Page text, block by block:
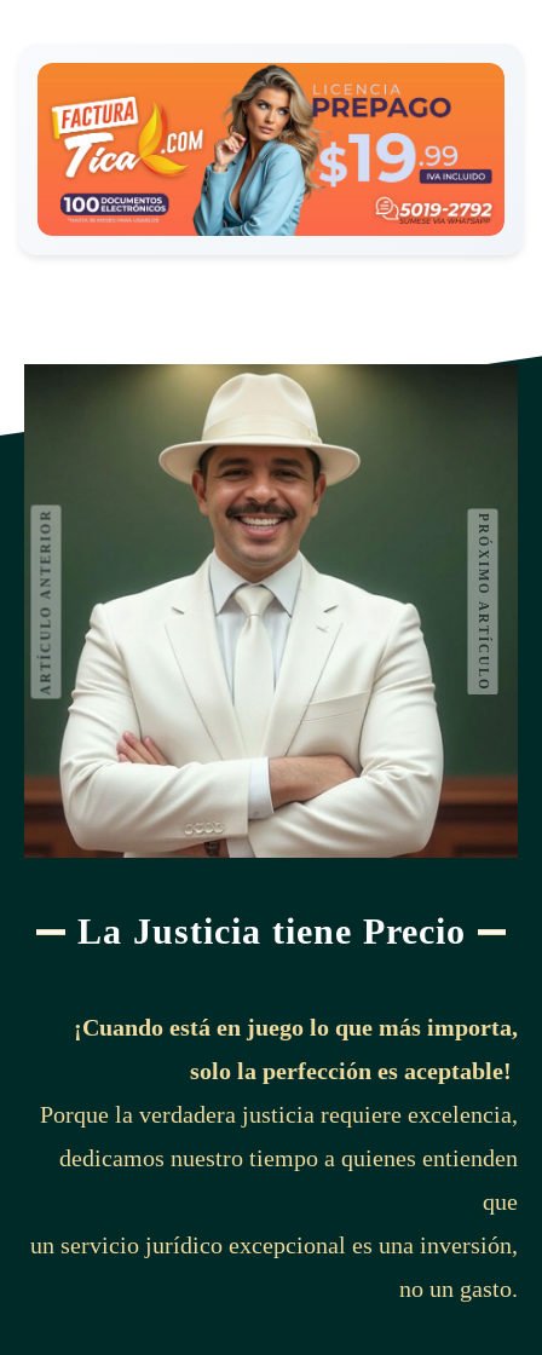
ARTÍCULO ANTERIOR PRÓXIMO ARTÍCULO
La Justicia tiene Precio
¡Cuando está en juego lo que más importa,
solo la perfección es aceptable!
Porque la verdadera justicia requiere excelencia,
dedicamos nuestro tiempo a quienes entienden
que
un servicio jurídico excepcional es una inversión,
no un gasto.